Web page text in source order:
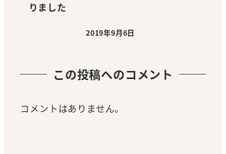
りました
投稿日
2019年9月6日
この投稿へのコメント
コメントはありません。